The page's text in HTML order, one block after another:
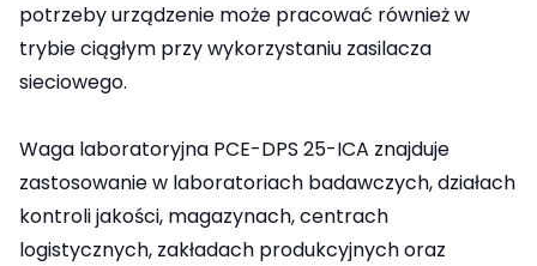
potrzeby urządzenie może pracować również w
trybie ciągłym przy wykorzystaniu zasilacza
sieciowego.
Waga laboratoryjna PCE-DPS 25-ICA znajduje
zastosowanie w laboratoriach badawczych, działach
kontroli jakości, magazynach, centrach
logistycznych, zakładach produkcyjnych oraz